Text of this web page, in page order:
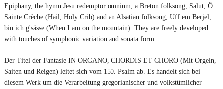
Epiphany, the hymn Jesu redemptor omnium, a Breton folksong, Salut, Ô
Sainte Crèche (Hail, Holy Crib) and an Alsatian folksong, Uff em Berjel,
bin ich g'sässe (When I am on the mountain). They are freely developed
with touches of symphonic variation and sonata form.
Der Titel der Fantasie IN ORGANO, CHORDIS ET CHORO (Mit Orgeln,
Saiten und Reigen) leitet sich vom 150. Psalm ab. Es handelt sich bei
diesem Werk um die Verarbeitung gregorianischer und volkstümlicher